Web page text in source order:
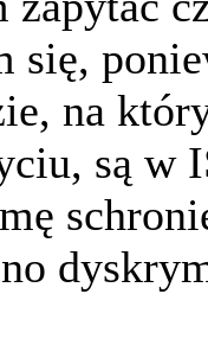
się,
na
są w